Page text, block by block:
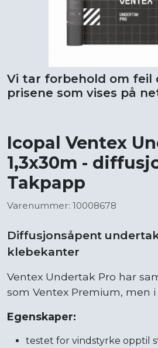
Vi tar forbehold om feil
prisene som vises på
Icopal Ventex
1,3x30m -
Takpapp
Varenummer: 10008678
Diffusjonsåpent
klebekanter
Ventex Undertak Pro har
som Ventex Premium, men
Egenskaper:
testet for vindstyrke opptil